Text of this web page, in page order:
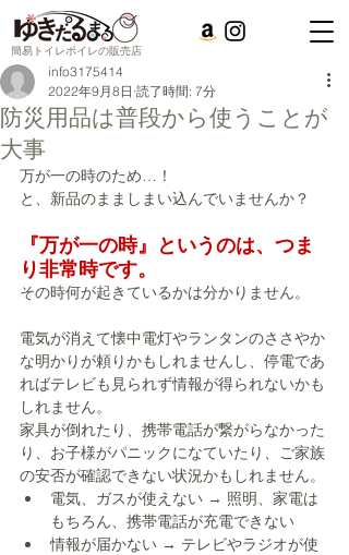
簡易トイレポイレの販売店
防災用品は普段から使うことが
大事
info3175414
2022年9月8日 読了時間: 7分
万が一の時のため…！
と、新品のまましまい込んでいませんか？
『万が一の時』というのは、つま
り非常時です。
その時何が起きているかは分かりません。
電気が消えて懐中電灯やランタンのささやか
な明かりが頼りかもしれませんし、停電であ
ればテレビも見られず情報が得られないかも
しれません。
家具が倒れたり、携帯電話が繋がらなかった
り、お子様がパニックになていたり、ご家族
の安否が確認できない状況かもしれません。
電気、ガスが使えない → 照明、家電は
もちろん、携帯電話が充電できない
情報が届かない → テレビやラジオが使